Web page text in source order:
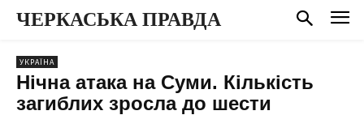
ЧЕРКАСЬКА ПРАВДА
УКРАЇНА
Нічна атака на Суми. Кількість
загиблих зросла до шести